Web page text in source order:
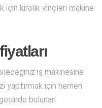
kiralık vinçleri makine
iş makinesine
yaptırmak için hemen
bulunan